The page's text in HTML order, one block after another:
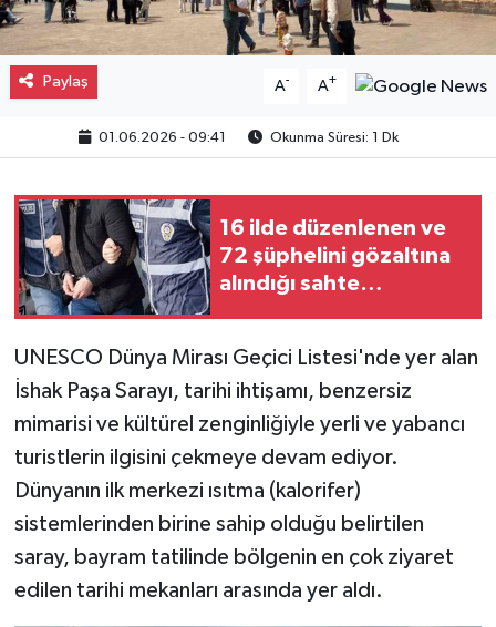
Paylaş A- A+
01.06.2026 - 09:41 Okunma Süresi: 1 Dk
16 ilde düzenlenen ve
72 şüphelini gözaltına
alındığı sahte
arkası
UNESCO Dünya Mirası Geçici Listesi'nde yer alan
İshak Paşa Sarayı, tarihi ihtişamı, benzersiz
mimarisi ve kültürel zenginliğiyle yerli ve yabancı
turistlerin ilgisini çekmeye devam ediyor.
Dünyanın ilk merkezi ısıtma (kalorifer)
sistemlerinden birine sahip olduğu belirtilen
saray, bayram tatilinde bölgenin en çok ziyaret
edilen tarihi mekanları arasında yer aldı.